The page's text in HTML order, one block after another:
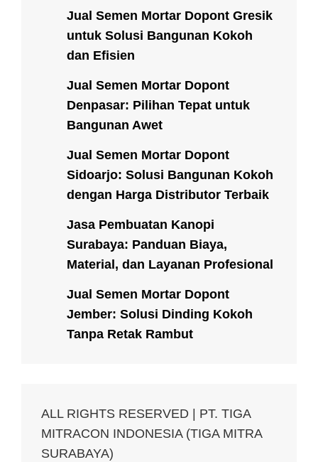
Jual Semen Mortar Dopont Gresik
untuk Solusi Bangunan Kokoh
dan Efisien
Jual Semen Mortar Dopont
Denpasar: Pilihan Tepat untuk
Bangunan Awet
Jual Semen Mortar Dopont
Sidoarjo: Solusi Bangunan Kokoh
dengan Harga Distributor Terbaik
Jasa Pembuatan Kanopi
Surabaya: Panduan Biaya,
Material, dan Layanan Profesional
Jual Semen Mortar Dopont
Jember: Solusi Dinding Kokoh
Tanpa Retak Rambut
ALL RIGHTS RESERVED | PT. TIGA
MITRACON INDONESIA (TIGA MITRA
SURABAYA)